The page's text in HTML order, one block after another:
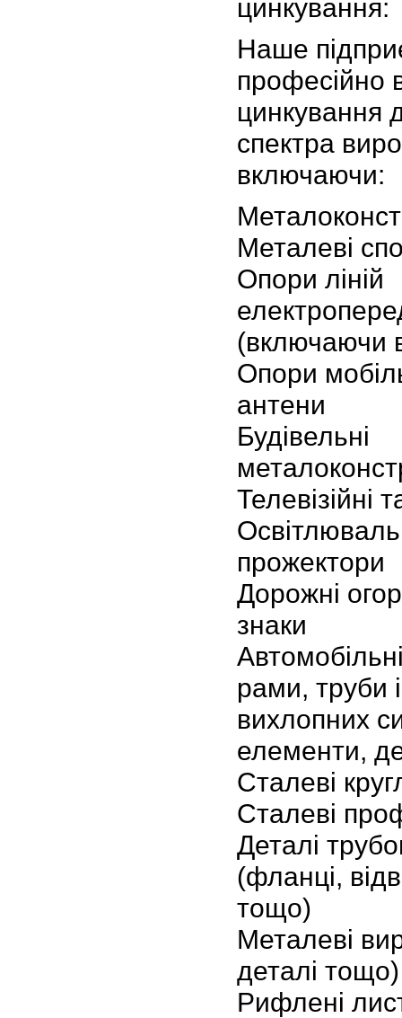
цинкування:
Наше
професійно
цинкування
спектра
включаючи:
Металеві
Опори ліній
(включаючи
Опори
антени
Будівельні
Телевізійні
прожектори
Дорожні
знаки
рами, труби
вихлопних
елементи,
Сталеві
Сталеві
Деталі
(фланці,
тощо)
Металеві
деталі тощо)
Рифлені